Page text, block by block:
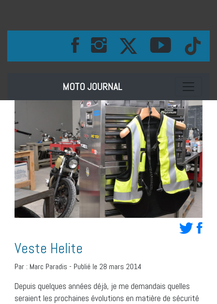
MOTO JOURNAL Toggle
Veste Helite
Par : Marc Paradis - Publié le 28 mars 2014
Depuis quelques années déjà, je me demandais quelles
seraient les prochaines évolutions en matière de sécurité